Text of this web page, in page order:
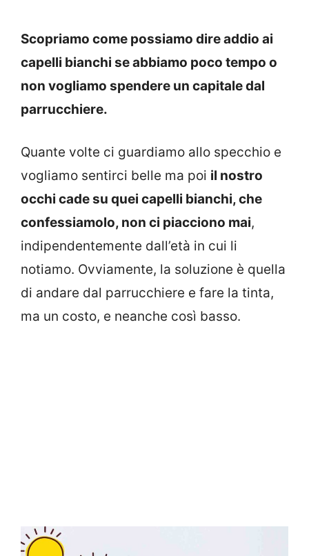
Scopriamo come possiamo dire addio ai
capelli bianchi se abbiamo poco tempo o
non vogliamo spendere un capitale dal
parrucchiere.
Quante volte ci guardiamo allo specchio e
vogliamo sentirci belle ma poi il nostro
occhi cade su quei capelli bianchi, che
confessiamolo, non ci piacciono mai,
indipendentemente dall’età in cui li
notiamo. Ovviamente, la soluzione è quella
di andare dal parrucchiere e fare la tinta,
ma un costo, e neanche così basso.